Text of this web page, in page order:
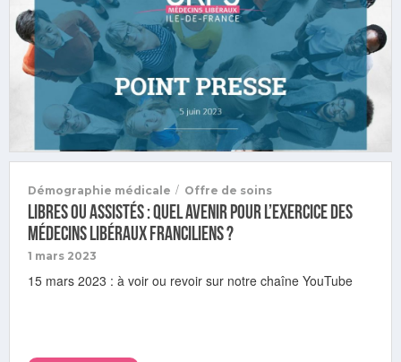
Démographie médicale / Offre de soins
Libres ou assistés : quel avenir pour l’exercice des
médecins libéraux franciliens ?
1 mars 2023
15 mars 2023 : à voir ou revoir sur notre chaîne YouTube